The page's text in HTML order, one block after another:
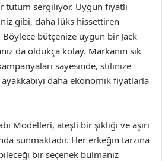
tutum sergiliyor. Uygun fiyatlı
gibi, daha lüks hissettiren
bütçenize uygun bir Jack
da oldukça kolay. Markanın sık
sayesinde, stilinize
ayakkabıyı daha ekonomik fiyatlarla
Modelleri, ateşli bir şıklığı ve aşırı
sunmaktadır. Her erkeğin tarzına
bir seçenek bulmanız